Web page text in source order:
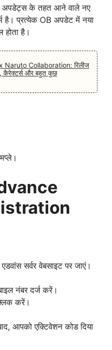
अपडेट्स के तहत आने वाले नए
है। प्रत्येक OB अपडेट में नया
है।
Naruto Collaboration: रिलीज
कैरेक्टर्स और बहुत कुछ
सर्वर वेबसाइट पर जाएं।
नंबर दर्ज करें।
करें।
आपको एक्टिवेशन कोड दिया